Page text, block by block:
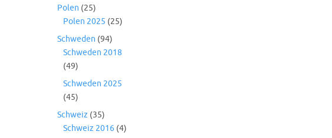
Polen (25)
Polen 2025 (25)
Schweden (94)
Schweden 2018
(49)
Schweden 2025
(45)
Schweiz (35)
Schweiz 2016 (4)